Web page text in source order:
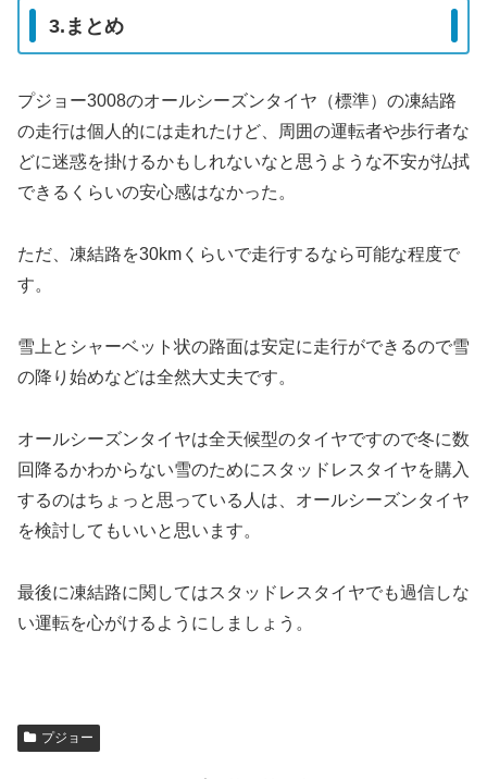
3.まとめ
プジョー3008のオールシーズンタイヤ（標準）の凍結路
の走行は個人的には走れたけど、周囲の運転者や歩行者な
どに迷惑を掛けるかもしれないなと思うような不安が払拭
できるくらいの安心感はなかった。
ただ、凍結路を30kmくらいで走行するなら可能な程度で
す。
雪上とシャーベット状の路面は安定に走行ができるので雪
の降り始めなどは全然大丈夫です。
オールシーズンタイヤは全天候型のタイヤですので冬に数
回降るかわからない雪のためにスタッドレスタイヤを購入
するのはちょっと思っている人は、オールシーズンタイヤ
を検討してもいいと思います。
最後に凍結路に関してはスタッドレスタイヤでも過信しな
い運転を心がけるようにしましょう。
プジョー